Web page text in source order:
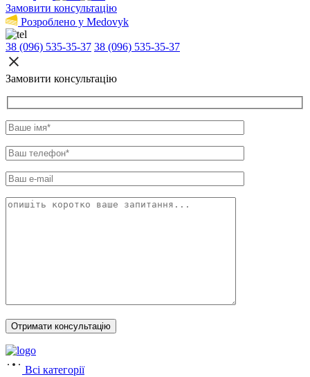
Замовити консультацію
Розроблено у Medovyk
38 (096) 535-35-37 38 (096) 535-35-37
Замовити консультацію
Всі категорії